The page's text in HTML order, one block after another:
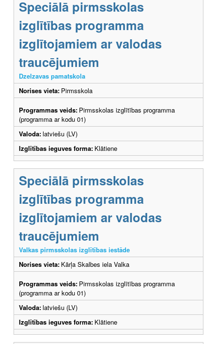
Speciālā pirmsskolas
izglītības programma
izglītojamiem ar valodas
traucējumiem
Dzelzavas pamatskola
Norises vieta: Pirmsskola
Programmas veids: Pirmsskolas izglītības programma
(programma ar kodu 01)
Valoda:latviešu (LV)
Izglītības ieguves forma: Klātiene
Speciālā pirmsskolas
izglītības programma
izglītojamiem ar valodas
traucējumiem
Valkas pirmsskolas izglītības iestāde
Norises vieta: Kārļa Skalbes iela Valka
Programmas veids: Pirmsskolas izglītības programma
(programma ar kodu 01)
Valoda:latviešu (LV)
Izglītības ieguves forma: Klātiene